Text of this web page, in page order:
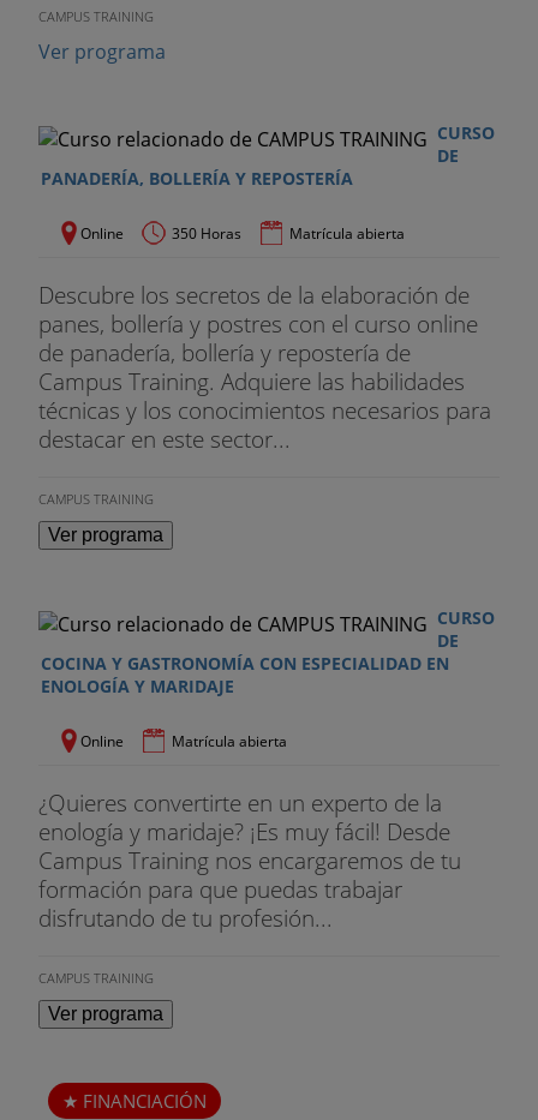
CAMPUS TRAINING
Ver programa
CURSO
DE
PANADERÍA, BOLLERÍA Y REPOSTERÍA
Online 350 Horas Matrícula abierta
Descubre los secretos de la elaboración de
panes, bollería y postres con el curso online
de panadería, bollería y repostería de
Campus Training. Adquiere las habilidades
técnicas y los conocimientos necesarios para
destacar en este sector...
CAMPUS TRAINING
Ver programa
CURSO
DE
COCINA Y GASTRONOMÍA CON ESPECIALIDAD EN
ENOLOGÍA Y MARIDAJE
Online Matrícula abierta
¿Quieres convertirte en un experto de la
enología y maridaje? ¡Es muy fácil! Desde
Campus Training nos encargaremos de tu
formación para que puedas trabajar
disfrutando de tu profesión...
CAMPUS TRAINING
Ver programa
FINANCIACIÓN